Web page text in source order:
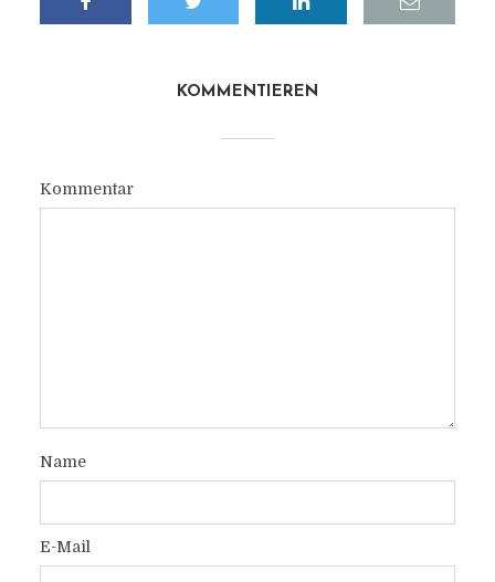
KOMMENTIEREN
Kommentar
Name
E-Mail